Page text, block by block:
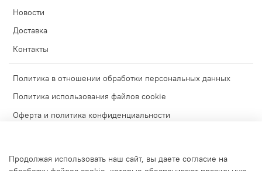
Новости
Доставка
Контакты
Политика в отношении обработки персональных данных
Политика использования файлов cookie
Оферта и политика конфиденциальности
Продолжая использовать наш сайт, вы даете согласие на